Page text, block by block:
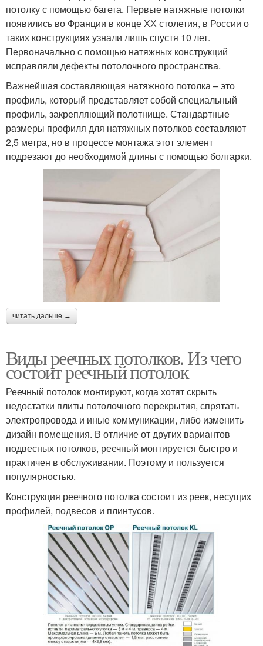
потолку с помощью багета. Первые натяжные потолки
появились во Франции в конце ХХ столетия, в России о
таких конструкциях узнали лишь спустя 10 лет.
Первоначально с помощью натяжных конструкций
исправляли дефекты потолочного пространства.
Важнейшая составляющая натяжного потолка – это
профиль, который представляет собой специальный
профиль, закрепляющий полотнище. Стандартные
размеры профиля для натяжных потолков составляют
2,5 метра, но в процессе монтажа этот элемент
подрезают до необходимой длины с помощью болгарки.
читать дальше →
Виды реечных потолков. Из чего
состоит реечный потолок
Реечный потолок монтируют, когда хотят скрыть
недостатки плиты потолочного перекрытия, спрятать
электропровода и иные коммуникации, либо изменить
дизайн помещения. В отличие от других вариантов
подвесных потолков, реечный монтируется быстро и
практичен в обслуживании. Поэтому и пользуется
популярностью.
Конструкция реечного потолка состоит из реек, несущих
профилей, подвесов и плинтусов.